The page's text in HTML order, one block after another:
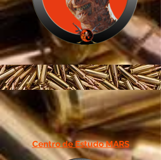
Centro de Estudo MARS